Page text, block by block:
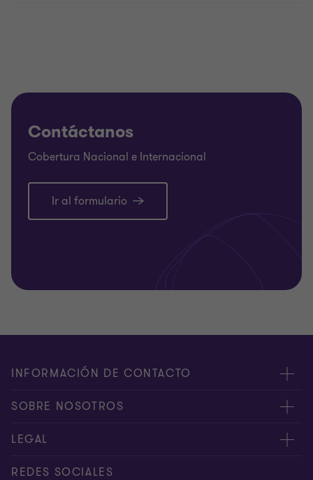
Contáctanos
Cobertura Nacional e Internacional
Ir al formulario
INFORMACIÓN DE CONTACTO
Oficinas
Contáctenos
SOBRE NOSOTROS
Acerca de nosotros
Servicios
LEGAL
Manejo de Datos Personales
REDES SOCIALES